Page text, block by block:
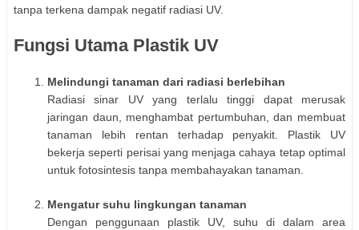
tanpa terkena dampak negatif radiasi UV.
Fungsi Utama Plastik UV
Melindungi tanaman dari radiasi berlebihan
Radiasi sinar UV yang terlalu tinggi dapat merusak
jaringan daun, menghambat pertumbuhan, dan membuat
tanaman lebih rentan terhadap penyakit. Plastik UV
bekerja seperti perisai yang menjaga cahaya tetap optimal
untuk fotosintesis tanpa membahayakan tanaman.
Mengatur suhu lingkungan tanaman
Dengan penggunaan plastik UV, suhu di dalam area